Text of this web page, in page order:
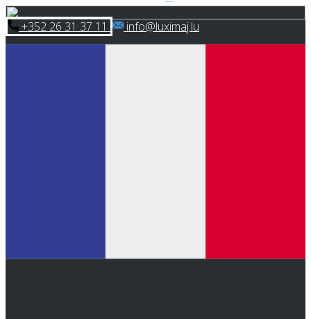
Skip
to
content
​+352 26 31 37 11 ​info@luximaj.lu